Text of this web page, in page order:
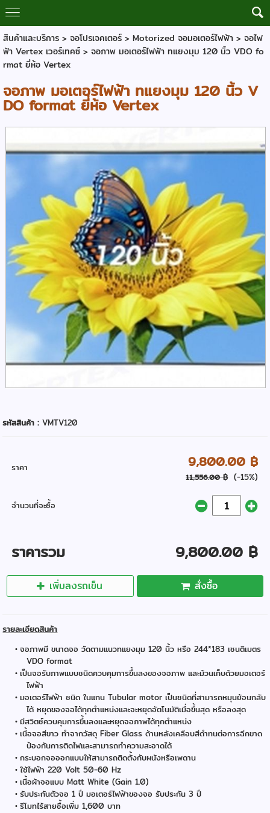
สินค้าและบริการ> จอโปรเจคเตอร์ > Motorized จอมอเตอร์ไฟฟ้า> จอไฟ
ฟ้า Vertex เวอร์เทคซ์> จอภาพ มอเตอร์ไฟฟ้า ทแยงมุม 120 นิ้ว VDO fo
rmat ยี่ห้อ Vertex
จอภาพ มอเตอร์ไฟฟ้า ทแยงมุม 120 นิ้ว V
DO format ยี่ห้อ Vertex
รหัสสินค้า :VMTV120
ราคา 9,800.00 ฿
11,556.00 ฿ (-15%)
จำนวนที่จะซื้อ
ราคารวม 9,800.00 ฿
เพิ่มลงรถเข็น สั่งซื้อ
รายละเอียดสินค้า
จอภาพมี ขนาดจอ วัดตามแนวทแยงมุม 120 นิ้ว หรือ 244*183 เซนติเมตร
VDO format
เป็นจอรับภาพแบบชนิดควบคุมการขึ้นลงของจอภาพ และม้วนเก็บด้วยมอเตอร์
ไฟฟ้า
มอเตอร์ไฟฟ้า ชนิด ในแกน Tubular motor เป็นชนิดที่สามารถหมุนย้อนกลับ
ได้ หยุดของจอได้ทุกตำแหน่งและจะหยุดอัตโนมัติเมื่อขึ้นสุด หรือลงสุด
มีสวิตซ์ควบคุมการขึ้นลงและหยุดจอภาพได้ทุกตำแหน่ง
เนื้อจอสีขาว ทำจากวัสดุ Fiber Glass ด้านหลังเคลือบสีดำทนต่อการฉีกขาด
ป้องกันการติดไฟและสามารถทำความสะอาดได้
กระบอกจอออกแบบให้สามารถติดตั้งกับผนังหรือเพดาน
ใช้ไฟฟ้า 220 Volt 50-60 Hz
เนื้อผ้าจอแบบ Matt White (Gain 1.0)
รับประกันตัวจอ 1 ปี มอเตอร์ไฟฟ้าของจอ รับประกัน 3 ปี
รีโมทไร้สายซื้อเพิ่ม 1,600 บาท